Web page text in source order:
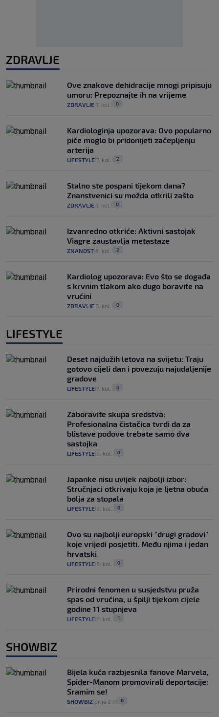
ZDRAVLJE
Ove znakove dehidracije mnogi pripisuju
umoru: Prepoznajte ih na vrijeme
ZDRAVLJE 7. kol. 0
Kardiologinja upozorava: Ovo popularno
piće moglo bi pridonijeti začepljenju
arterija
LIFESTYLE 7. kol. 2
Stalno ste pospani tijekom dana?
Znanstvenici su možda otkrili zašto
ZDRAVLJE 7. kol. 0
Izvanredno otkriće: Aktivni sastojak
Viagre zaustavlja metastaze
ZNANOST 6. kol. 2
Kardiolog upozorava: Evo što se događa
s krvnim tlakom ako dugo boravite na
vrućini
ZDRAVLJE 5. kol. 0
LIFESTYLE
Deset najdužih letova na svijetu: Traju
gotovo cijeli dan i povezuju najudaljenije
gradove
LIFESTYLE 7. kol. 0
Zaboravite skupa sredstva:
Profesionalna čistačica tvrdi da za
blistave podove trebate samo dva
sastojka
LIFESTYLE 6. kol. 0
Japanke nisu uvijek najbolji izbor:
Stručnjaci otkrivaju koja je ljetna obuća
bolja za stopala
LIFESTYLE 6. kol. 0
Ovo su najbolji europski "drugi gradovi"
koje vrijedi posjetiti. Među njima i jedan
hrvatski
LIFESTYLE 6. kol. 0
Prirodni fenomen u susjedstvu pruža
spas od vrućina, u špilji tijekom cijele
godine 11 stupnjeva
LIFESTYLE 6. kol. 1
SHOWBIZ
Bijela kuća razbjesnila fanove Marvela,
Spider-Manom promovirali deportacije:
Sramim se!
SHOWBIZ prije 2 h 0